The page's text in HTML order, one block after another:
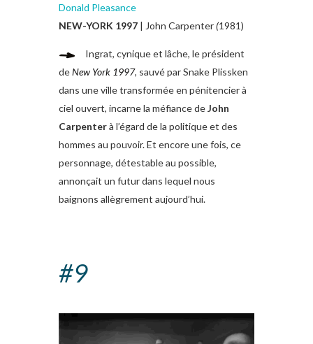
Donald Pleasance
NEW-YORK 1997 | John Carpenter(1981)
Ingrat, cynique et lâche, le président
deNew York 1997, sauvé par Snake Plissken
dans une ville transformée en pénitencier à
ciel ouvert, incarne la méfiance deJohn
Carpenterà l’égard de la politique et des
hommes au pouvoir. Et encore une fois, ce
personnage, détestable au possible,
annonçait un futur dans lequel nous
baignons allègrement aujourd’hui.
#9